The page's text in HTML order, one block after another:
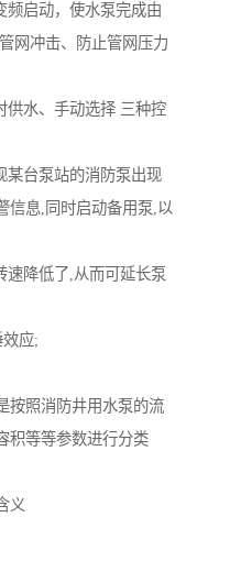
频启动，使水泵完成由
网冲击、防止管网压力
供水、手动选择 三种控
某台泵站的消防泵出现
信息,同时启动备用泵,以
速降低了,从而可延长泵
应;
按照消防井用水泵的流
积等等参数进行分类
义